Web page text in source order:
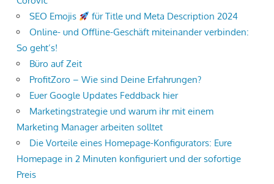
SEO Emojis
für Title und Meta Description 2024
Online- und Offline-Geschäft miteinander verbinden:
So geht’s!
Büro auf Zeit
ProfitZoro – Wie sind Deine Erfahrungen?
Euer Google Updates Feddback hier
Marketingstrategie und warum ihr mit einem
Marketing Manager arbeiten solltet
Die Vorteile eines Homepage-Konfigurators: Eure
Homepage in 2 Minuten konfiguriert und der sofortige
Preis